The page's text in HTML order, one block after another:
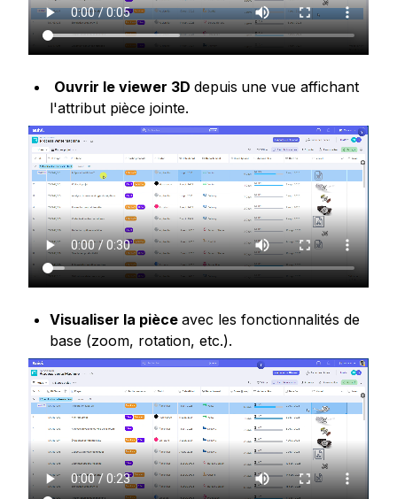
Ouvrir le viewer 3D depuis une vue affichant
l'attribut pièce jointe.
Visualiser la pièce avec les fonctionnalités de
base (zoom, rotation, etc.).